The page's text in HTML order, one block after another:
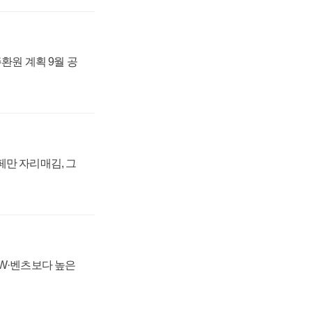
원 계획 9월 공
만 자리매김, 그
벤츠보다 높은